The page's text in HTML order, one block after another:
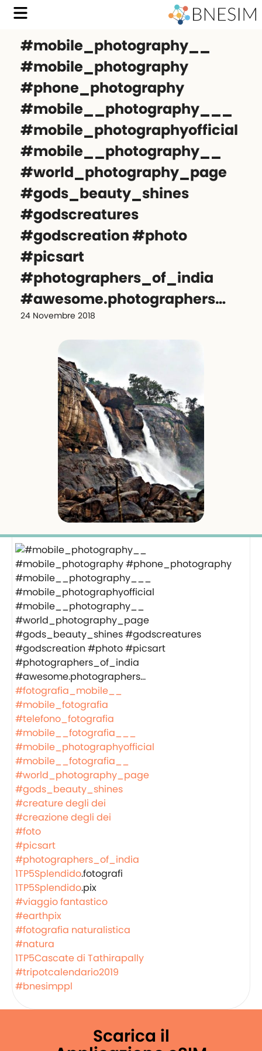
#mobile_photography__
#mobile_photography
#phone_photography
#mobile__photography___
#mobile_photographyofficial
#mobile__photography__
#world_photography_page
#gods_beauty_shines
#godscreatures
#godscreation #photo
#picsart
#photographers_of_india
#awesome.photographers…
24 Novembre 2018
#fotografia_mobile__
#mobile_fotografia
#telefono_fotografia
#mobile__fotografia___
#mobile_photographyofficial
#mobile__fotografia__
#world_photography_page
#gods_beauty_shines
#creature degli dei
#creazione degli dei
#foto
#picsart
#photographers_of_india
1TP5Splendido.fotografi
1TP5Splendido.pix
#viaggio fantastico
#earthpix
#fotografia naturalistica
#natura
1TP5Cascate di Tathirapally
#tripotcalendario2019
#bnesimppl
Scarica il